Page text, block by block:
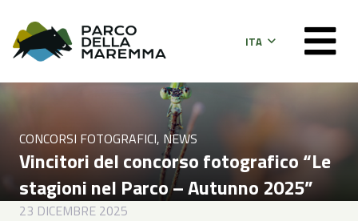
ITA
CONCORSI FOTOGRAFICI, NEWS
Vincitori del concorso fotografico “Le
stagioni nel Parco – Autunno 2025”
23 DICEMBRE 2025